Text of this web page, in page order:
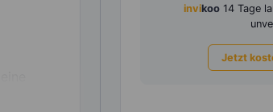
invikoo 14 Tage
Jetzt